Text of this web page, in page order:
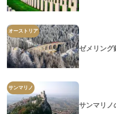
オーストリア
ゼメリング
サンマリノ
サンマリノ